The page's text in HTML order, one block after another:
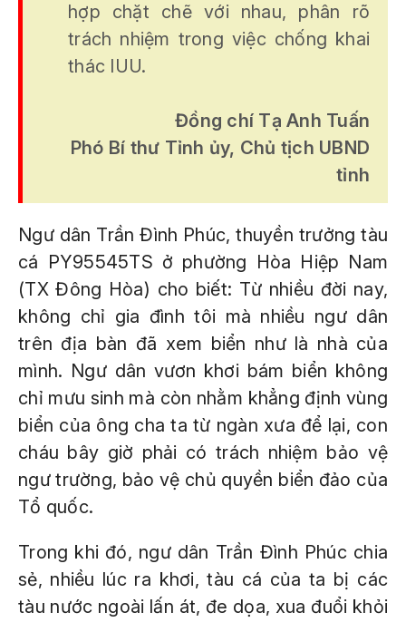
hợp chặt chẽ với nhau, phân rõ
trách nhiệm trong việc chống khai
thác IUU.
Đồng chí Tạ Anh Tuấn
Phó Bí thư Tỉnh ủy, Chủ tịch UBND
tỉnh
Ngư dân Trần Đình Phúc, thuyền trưởng tàu
cá PY95545TS ở phường Hòa Hiệp Nam
(TX Đông Hòa) cho biết: Từ nhiều đời nay,
không chỉ gia đình tôi mà nhiều ngư dân
trên địa bàn đã xem biển như là nhà của
mình. Ngư dân vươn khơi bám biển không
chỉ mưu sinh mà còn nhằm khẳng định vùng
biển của ông cha ta từ ngàn xưa để lại, con
cháu bây giờ phải có trách nhiệm bảo vệ
ngư trường, bảo vệ chủ quyền biển đảo của
Tổ quốc.
Trong khi đó, ngư dân Trần Đình Phúc chia
sẻ, nhiều lúc ra khơi, tàu cá của ta bị các
tàu nước ngoài lấn át, đe dọa, xua đuổi khỏi